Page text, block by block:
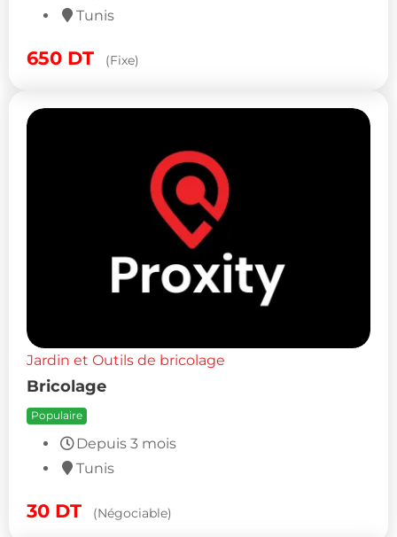
Tunis
650 DT (Fixe)
Jardin et Outils de bricolage
Bricolage
Populaire
Depuis 3 mois
Tunis
30 DT (Négociable)